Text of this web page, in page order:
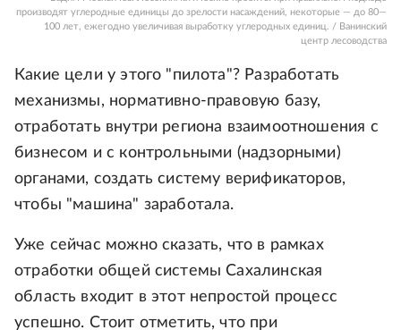
производят углеродные единицы до зрелости насаждений, некоторые — до 80—
100 лет, ежегодно увеличивая выработку углеродных единиц. / Ванинский
центр лесоводства
Какие цели у этого "пилота"? Разработать
механизмы, нормативно-правовую базу,
отработать внутри региона взаимоотношения с
бизнесом и с контрольными (надзорными)
органами, создать систему верификаторов,
чтобы "машина" заработала.
Уже сейчас можно сказать, что в рамках
отработки общей системы Сахалинская
область входит в этот непростой процесс
успешно. Стоит отметить, что при